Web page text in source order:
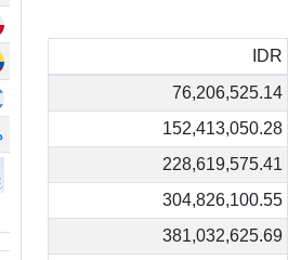
IDR
76,206,525.14
152,413,050.28
228,619,575.41
304,826,100.55
381,032,625.69